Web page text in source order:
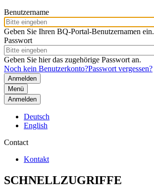
Benutzername
Geben Sie Ihren BQ-Portal-Benutzernamen ein.
Passwort
Geben Sie hier das zugehörige Passwort an.
Noch kein Benutzerkonto?Passwort vergessen?
Menü
Anmelden
Deutsch
English
Contact
Kontakt
SCHNELLZUGRIFFE